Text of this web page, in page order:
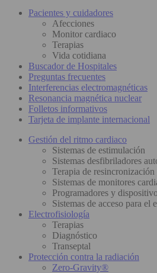
Pacientes y cuidadores
Afecciones
Monitor cardiaco
Terapias
Vida cotidiana
Buscador de Hospitales
Preguntas frecuentes
Interferencias electromagnéticas
Resonancia magnética nuclear
Folletos informativos
Tarjeta de implante internacional
Gestión del ritmo cardiaco
Sistemas de estimulación
Sistemas desfibriladores
Terapia de resincronización
Sistemas de monitores
Programadores y
Sistemas de acceso para el
Electrofisiología
Terapias
Diagnóstico
Transeptal
Protección contra la radiación
Zero-Gravity®